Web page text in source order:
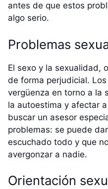
antes de que estos
algo serio.
Problemas
El sexo y la sexualidad,
de forma perjudicial.
vergüenza en torno a la
la autoestima y afectar
buscar un asesor
problemas: se puede
escuchado todo y que
avergonzar a nadie.
Orientación